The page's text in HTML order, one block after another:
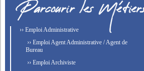
›› Emploi Administrative
›› Emploi Agent Administrative / Agent de
Bureau
›› Emploi Archiviste